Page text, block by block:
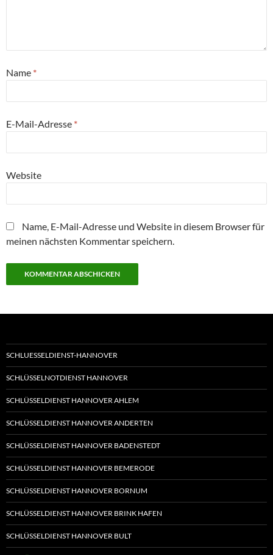
Name *
E-Mail-Adresse *
Website
Name, E-Mail-Adresse und Website in diesem Browser für
meinen nächsten Kommentar speichern.
SCHLUESSELDIENST-HANNOVER
SCHLÜSSELNOTDIENST HANNOVER
SCHLÜSSELDIENST HANNOVER AHLEM
SCHLÜSSELDIENST HANNOVER ANDERTEN
SCHLÜSSELDIENST HANNOVER BADENSTEDT
SCHLÜSSELDIENST HANNOVER BEMERODE
SCHLÜSSELDIENST HANNOVER BORNUM
SCHLÜSSELDIENST HANNOVER BRINK HAFEN
SCHLÜSSELDIENST HANNOVER BULT